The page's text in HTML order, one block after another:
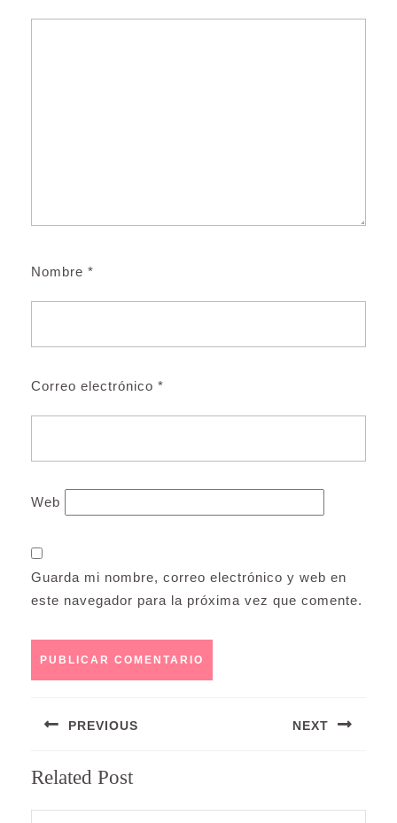
Nombre *
Correo electrónico *
Web
Guarda mi nombre, correo electrónico y web en
este navegador para la próxima vez que comente.
de
PREVIOUS
anterior:
NEXT
Related Post